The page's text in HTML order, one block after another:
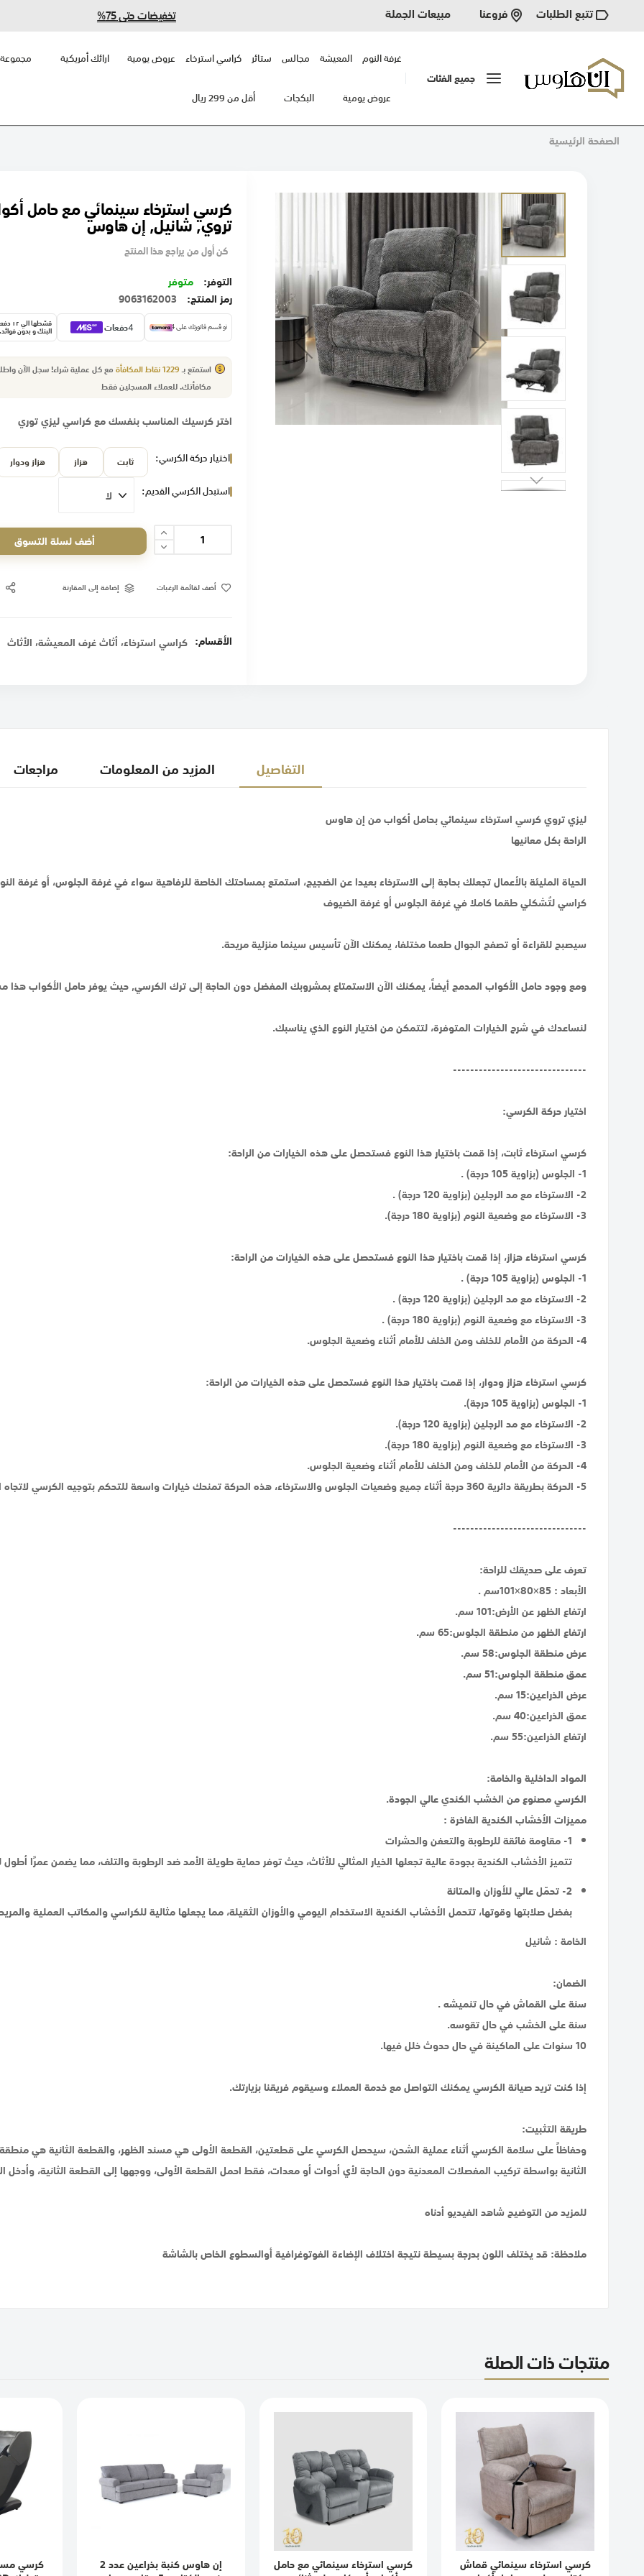
تتبع الطلبات فروعنا مبيعات الجملة تخفيضات حتى 75%
جميع الفئات
غرفة النوم المعيشة مجالس ستائر كراسي استرخاء عروض يومية ارائك أمريكية
عروض يومية البكجات أقل من 299 ريال
الصفحة الرئيسية
انتقل
إلى
النهاية
معرض
الصور
كرسي استرخاء سينمائي مع حامل
تروي, شانيل, إن هاوس
كن أول من يراجع هذا المنتج
متوفر
رمز المنتج
9063162003
قسّطها
البنك و بدون فوائد.
استمتع بـ1229نقاط المكافأةمع كل عملية شراء! سجل الآن
مكافأتك.للعملاءالمسجلين فقط
اختر كرسيك المناسب بنفسك مع كراسي ليزي توري
اختيار حركة الكرسي ثابت هزاز هزاز ودوار
استبدل الكرسي القديم
أضف لسلة التسوق
أضف لقائمة الرغبات إضافة إلى المقارنة
الأقسام: كراسي استرخاء,أثاث غرف المعيشة,الأثاث
التفاصيل
ليزي تروي كرسي استرخاء سينمائي بحامل أكواب من إن هاوس
الراحة بكل معانيها
الحياة المليئة بالأعمال تجعلك بحاجة إلى الاسترخاء بعيدا عن الضجيج، استمتع بمساحتك الخاصة للرفاهية سواء في غرفة الجلوس، أو
كراسي لتُشكلي طقما كاملا في غرفة الجلوس أو غرفة الضيوف
سيصبح للقراءة أو تصفح الجوال طعما مختلفا، يمكنك الآن تأسيس سينما منزلية مريحة.
ومع وجود حامل الأكواب المدمج أيضاً، يمكنك الآن الاستمتاع بمشروبك المفضل دون الحاجة إلى ترك الكرسي, حيث يوفر حامل الأكواب هذا
لنساعدك في شرح الخيارات المتوفرة، لتتمكن من اختيار النوع الذي يناسبك.
-------------------------------
اختيار حركة الكرسي:
كرسي استرخاء ثابت، إذا قمت باختيار هذا النوع فستحصل على هذه الخيارات من الراحة:
1- الجلوس (بزاوية 105 درجة) .
2- الاسترخاء مع مد الرجلين (بزاوية 120 درجة) .
3- الاسترخاء مع وضعية النوم (بزاوية 180 درجة).
كرسي استرخاء هزاز، إذا قمت باختيار هذا النوع فستحصل على هذه الخيارات من الراحة:
1- الجلوس (بزاوية 105 درجة) .
2- الاسترخاء مع مد الرجلين (بزاوية 120 درجة) .
3- الاسترخاء مع وضعية النوم (بزاوية 180 درجة) .
4- الحركة من الأمام للخلف ومن الخلف للأمام أثناء وضعية الجلوس.
كرسي استرخاء هزاز ودوار، إذا قمت باختيار هذا النوع فستحصل على هذه الخيارات من الراحة:
1- الجلوس (بزاوية 105 درجة).
2- الاسترخاء مع مد الرجلين (بزاوية 120 درجة).
3- الاسترخاء مع وضعية النوم (بزاوية 180 درجة).
4- الحركة من الأمام للخلف ومن الخلف للأمام أثناء وضعية الجلوس.
5- الحركة بطريقة دائرية 360 درجة أثناء جميع وضعيات الجلوس والاسترخاء، هذه الحركة تمنحك خيارات واسعة للتحكم بتوجيه الكرسي لاتجاه الشخص الذي تتحدث معه، أو لاتجاه التلفاز الذي تشاهده.
-------------------------------
تعرف على صديقك للراحة:
الأبعاد : 85×80×101سم .
ارتفاع الظهر عن الأرض:101 سم.
ارتفاع الظهر من منطقة الجلوس:65 سم.
عرض منطقة الجلوس:58 سم.
عمق منطقة الجلوس:51 سم.
عرض الذراعين:15 سم.
عمق الذراعين:40 سم.
ارتفاع الذراعين:55 سم.
المواد الداخلية والخامة:
الكرسي مصنوع من الخشب الكندي عالي الجودة.
مميزات الأخشاب الكندية الفاخرة :
1- مقاومة فائقة للرطوبة والتعفن والحشرات
تتميز الأخشاب الكندية بجودة عالية تجعلها الخيار المثالي للأثاث، حيث توفر حماية طويلة الأمد ضد الرطوبة والتلف، مما يضمن عمرًا أطول
2- تحمّل عالي للأوزان والمتانة
بفضل صلابتها وقوتها، تتحمل الأخشاب الكندية الاستخدام اليومي والأوزان الثقيلة، مما يجعلها مثالية للكراسي والمكاتب العملية
الخامة : شانيل
الضمان:
سنة على القماش في حال تنميشه .
سنة على الخشب في حال تقوسه.
10 سنوات على الماكينة في حال حدوث خلل فيها.
إذا كنت تريد صيانة الكرسي يمكنك التواصل مع خدمة العملاء وسيقوم فريقنا بزيارتك.
طريقة التثبيت:
وحفاظاً على سلامة الكرسي أثناء عملية الشحن، سيحصل الكرسي على قطعتين، القطعة الأولى هي مسند الظهر، والقطعة الثانية هي
الثانية بواسطة تركيب المفصلات المعدنية دون الحاجة لأي أدوات أو معدات، فقط احمل القطعة الأولى، ووجهها إلى القطعة الثانية،
للمزيد من التوضيح شاهد الفيديو أدناه
ملاحظة: قد يختلف اللون بدرجة بسيطة نتيجة اختلاف الإضاءة الفوتوغرافية أوالسطوع الخاص بالشاشة
المزيد من المعلومات مراجعات
منتجات ذات الصلة
كرسي استرخاء سينمائي قماش كرسي استرخاء سينمائي مع حامل إن هاوس كنبة بذراعين عدد 2